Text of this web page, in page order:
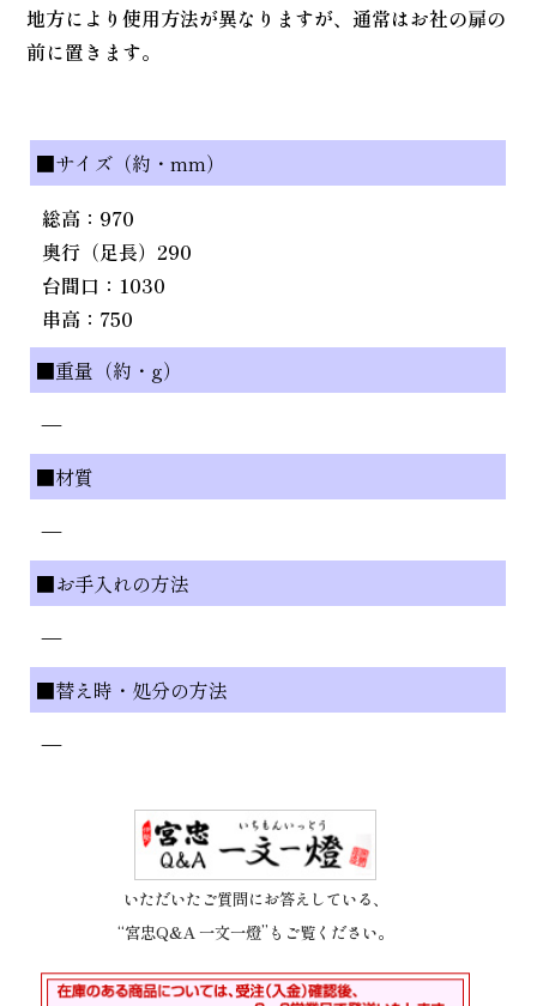
地方により使用方法が異なりますが、通常はお社の扉の
前に置きます。
■サイズ（約・mm）
総高：970
奥行（足長）290
台間口：1030
串高：750
■重量（約・g）
—
■材質
—
■お手入れの方法
—
■替え時・処分の方法
—
いただいたご質問にお答えしている、
“宮忠Q&A 一文一燈”もご覧ください。